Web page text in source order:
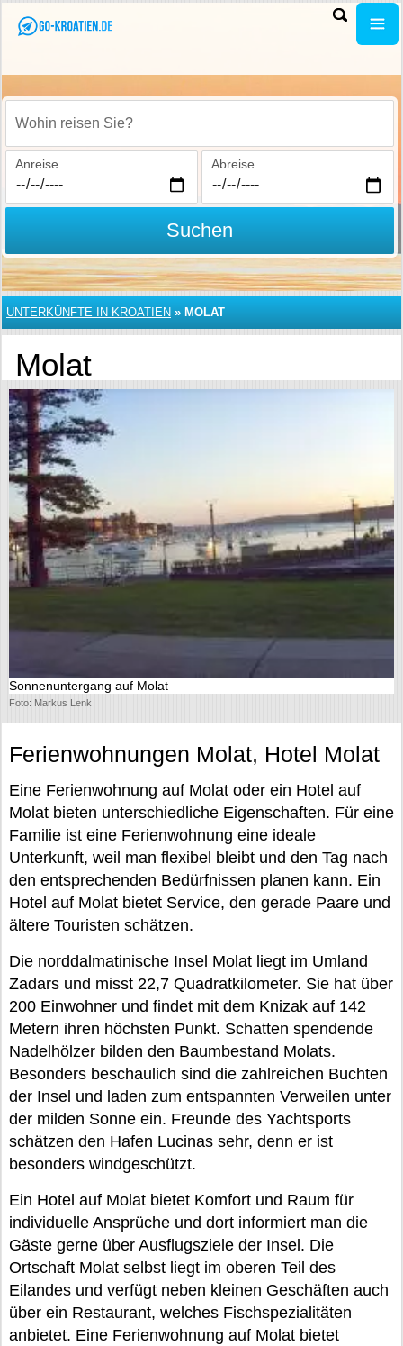
Wohin reisen Sie?
Anreise Abreise
Suchen
UNTERKÜNFTE IN KROATIEN » MOLAT
Molat
Sonnenuntergang auf Molat
Foto: Markus Lenk
Ferienwohnungen Molat, Hotel Molat
Eine Ferienwohnung auf Molat oder ein Hotel auf
Molat bieten unterschiedliche Eigenschaften. Für eine
Familie ist eine Ferienwohnung eine ideale
Unterkunft, weil man flexibel bleibt und den Tag nach
den entsprechenden Bedürfnissen planen kann. Ein
Hotel auf Molat bietet Service, den gerade Paare und
ältere Touristen schätzen.
Die norddalmatinische Insel Molat liegt im Umland
Zadars und misst 22,7 Quadratkilometer. Sie hat über
200 Einwohner und findet mit dem Knizak auf 142
Metern ihren höchsten Punkt. Schatten spendende
Nadelhölzer bilden den Baumbestand Molats.
Besonders beschaulich sind die zahlreichen Buchten
der Insel und laden zum entspannten Verweilen unter
der milden Sonne ein. Freunde des Yachtsports
schätzen den Hafen Lucinas sehr, denn er ist
besonders windgeschützt.
Ein Hotel auf Molat bietet Komfort und Raum für
individuelle Ansprüche und dort informiert man die
Gäste gerne über Ausflugsziele der Insel. Die
Ortschaft Molat selbst liegt im oberen Teil des
Eilandes und verfügt neben kleinen Geschäften auch
über ein Restaurant, welches Fischspezialitäten
anbietet. Eine Ferienwohnung auf Molat bietet